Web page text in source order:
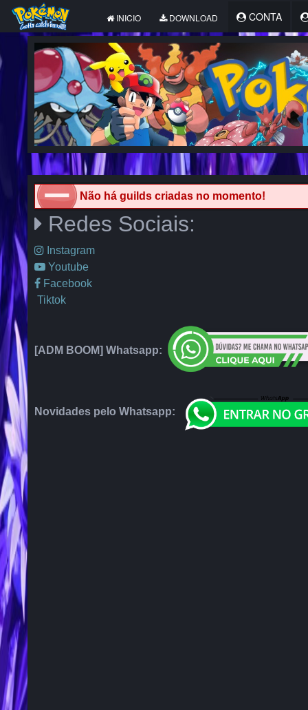
INICIO DOWNLOAD CONTA
Não há guilds criadas no momento!
Redes Sociais:
Instagram
Youtube
Facebook
Tiktok
[ADM BOOM] Whatsapp:
Novidades pelo Whatsapp: